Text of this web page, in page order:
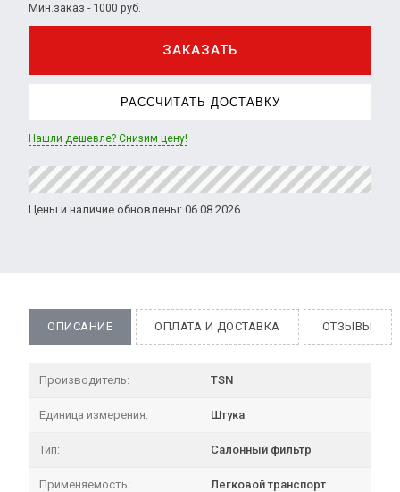
Мин.заказ - 1000 руб.
ЗАКАЗАТЬ
РАССЧИТАТЬ ДОСТАВКУ
Нашли дешевле? Снизим цену!
Цены и наличие обновлены: 06.08.2026
ОПИСАНИЕ ОПЛАТА И ДОСТАВКА ОТЗЫВЫ
Производитель: TSN
Единица измерения: Штука
Тип: Салонный фильтр
Применяемость: Легковой транспорт